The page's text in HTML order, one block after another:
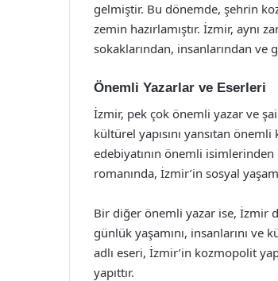
gelmiştir. Bu dönemde, şehrin
zemin hazırlamıştır. İzmir, aynı
sokaklarından, insanlarından ve
Önemli Yazarlar ve Eserleri
İzmir, pek çok önemli yazar ve
kültürel yapısını yansıtan
edebiyatının önemli isimlerinden
romanında, İzmir’in sosyal
Bir diğer önemli yazar ise, İzmir
günlük yaşamını, insanlarını
adlı eseri, İzmir’in kozmopolit
yapıttır.